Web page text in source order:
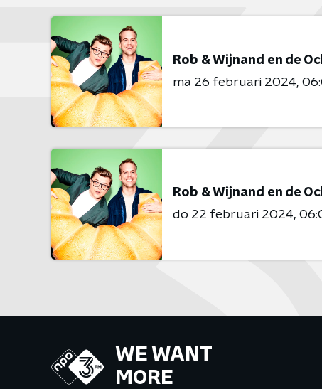
Rob & Wijnand en de
ma 26 februari 2024
Rob & Wijnand en de
do 22 februari 2024
WE WANT
MORE